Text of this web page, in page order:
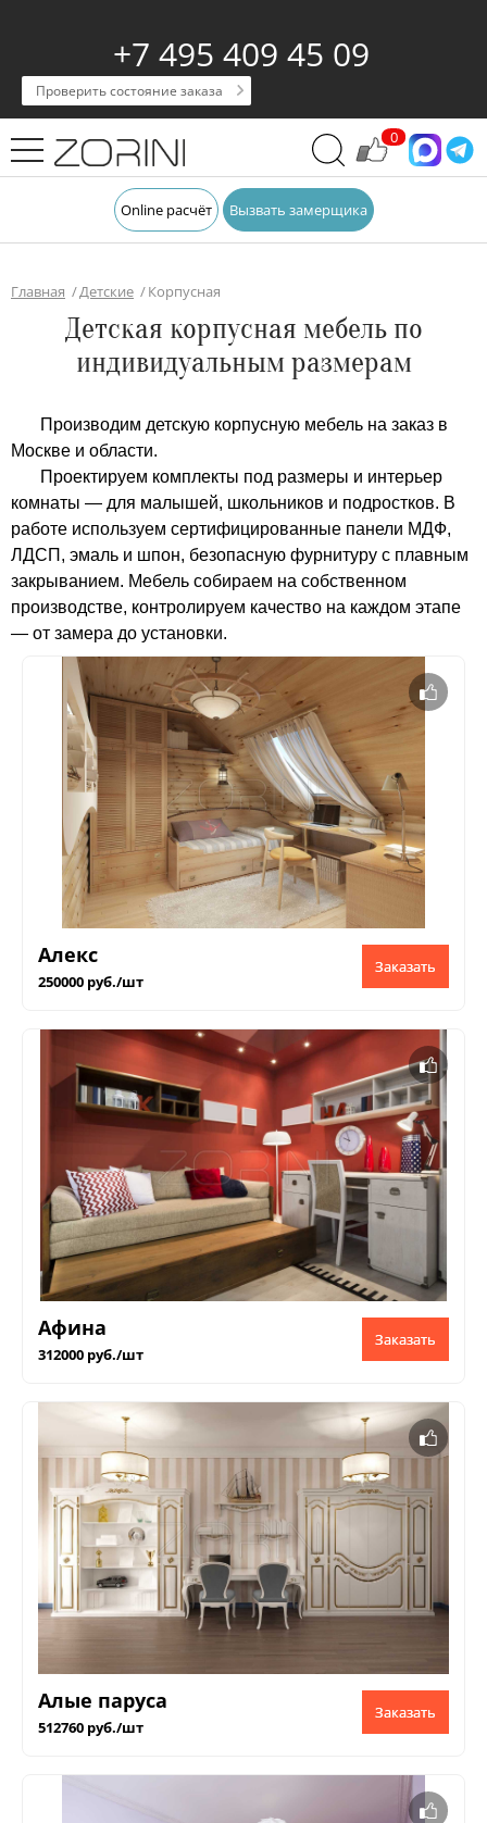
+7 495 409 45 09
Проверить состояние заказа
0
Online расчёт Вызвать замерщика
Главная Детские Корпусная
Детская корпусная мебель по
индивидуальным размерам
Производим детскую корпусную мебель на заказ в
Москве и области.
Проектируем комплекты под размеры и интерьер
комнаты — для малышей, школьников и подростков. В
работе используем сертифицированные панели МДФ,
ЛДСП, эмаль и шпон, безопасную фурнитуру с плавным
закрыванием. Мебель собираем на собственном
производстве, контролируем качество на каждом этапе
— от замера до установки.
Алекс
250000 руб./шт
Заказать
Афина
312000 руб./шт
Заказать
Алые паруса
512760 руб./шт
Заказать